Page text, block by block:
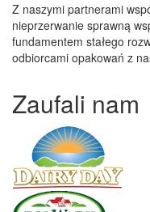
Z naszymi partnerami
nieprzerwanie sprawną
fundamentem stałego
odbiorcami opakowań z
Zaufali nam